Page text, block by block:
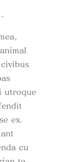
utroque
ex.
cu